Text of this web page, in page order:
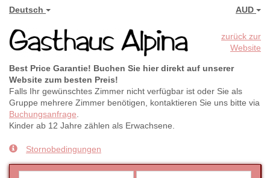
Deutsch AUD
zurück zur
Website
Best Price Garantie! Buchen Sie hier direkt auf unserer
Website zum besten Preis!
Falls Ihr gewünschtes Zimmer nicht verfügbar ist oder Sie als
Gruppe mehrere Zimmer benötigen, kontaktieren Sie uns bitte via
Buchungsanfrage
Kinder ab 12 Jahre zählen als Erwachsene.
Stornobedingungen